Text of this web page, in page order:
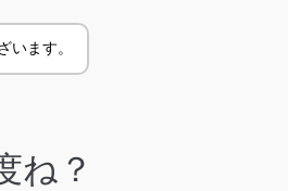
います。
ね？